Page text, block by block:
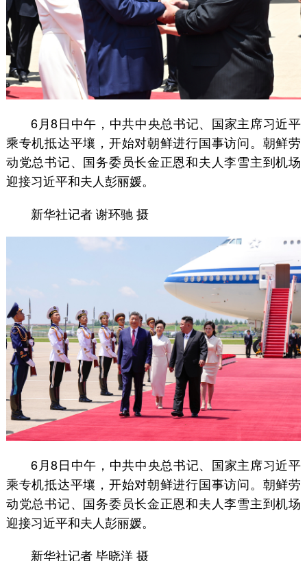
6月8日中午，中共中央总书记、国家主席习近平
乘专机抵达平壤，开始对朝鲜进行国事访问。朝鲜劳
动党总书记、国务委员长金正恩和夫人李雪主到机场
迎接习近平和夫人彭丽媛。
新华社记者 谢环驰 摄
6月8日中午，中共中央总书记、国家主席习近平
乘专机抵达平壤，开始对朝鲜进行国事访问。朝鲜劳
动党总书记、国务委员长金正恩和夫人李雪主到机场
迎接习近平和夫人彭丽媛。
新华社记者 毕晓洋 摄